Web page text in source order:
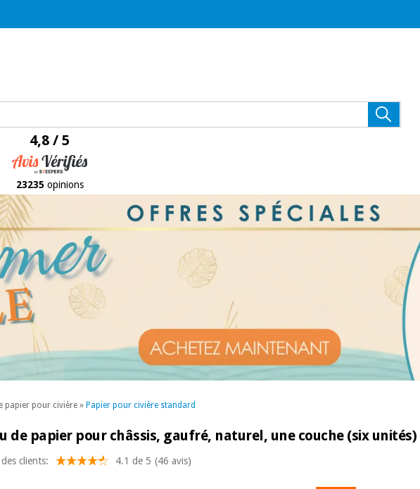
4,8 / 5
23235 opinions
papier pour civière » Papier pour civière standard
de papier pour châssis, gaufré, naturel, une couche (six unités)
clients: 4.1 de 5 (46 avis)